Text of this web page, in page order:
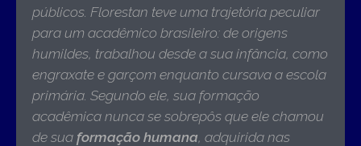
públicos. Florestan teve uma trajetória peculiar
para um acadêmico brasileiro: de origens
humildes, trabalhou desde a sua infância, como
engraxate e garçom enquanto cursava a escola
primária. Segundo ele, sua formação
acadêmica nunca se sobrepôs que ele chamou
de sua formação humana, adquirida nas